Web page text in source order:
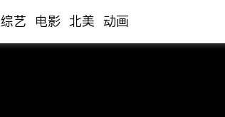
综艺 电影 北美 动画